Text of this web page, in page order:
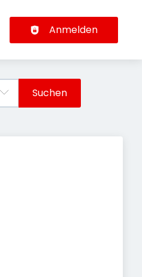
Anmelden
Suchen